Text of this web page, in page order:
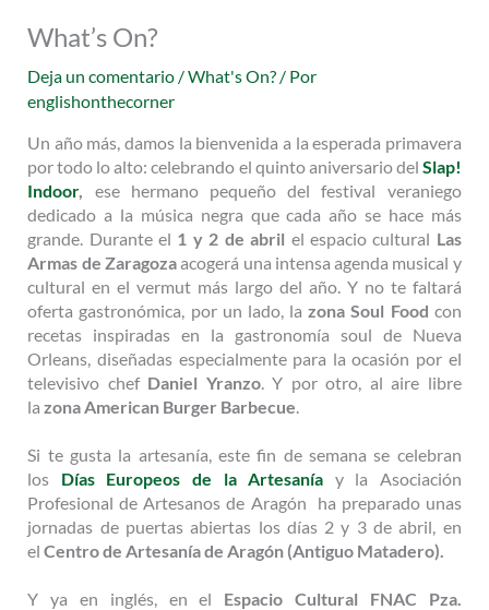
What’s On?
Deja un comentario /What's On? / Por
englishonthecorner
Un año más, damos la bienvenida a la esperada primavera
por todo lo alto: celebrando el quinto aniversario del Slap!
Indoor, ese hermano pequeño del festival veraniego
dedicado a la música negra que cada año se hace más
grande. Durante el 1 y 2 de abril el espacio cultural Las
Armas de Zaragozaacogerá una intensa agenda musical y
cultural en el vermut más largo del año. Y no te faltará
oferta gastronómica, por un lado, lazona Soul Food con
recetas inspiradas en la gastronomía soul de Nueva
Orleans, diseñadas especialmente para la ocasión por el
televisivo chef Daniel Yranzo. Y por otro, al aire libre
lazona American Burger Barbecue.
Si te gusta la artesanía, este fin de semana se celebran
los Días Europeos de la Artesanía y la Asociación
Profesional de Artesanos de Aragón
ha preparado unas
jornadas de puertas abiertas los días 2 y 3 de abril, en
elCentro de Artesanía de Aragón (Antiguo Matadero).
Y ya en inglés, en el Espacio Cultural FNAC Pza.